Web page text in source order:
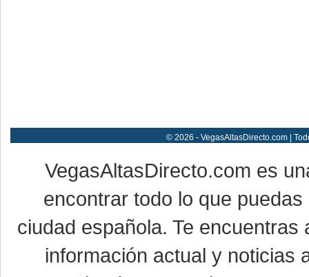
© 2026 - VegasAltasDirecto.com |
VegasAltasDirecto.com es
encontrar todo lo que
ciudad española. Te
información actual y noticias